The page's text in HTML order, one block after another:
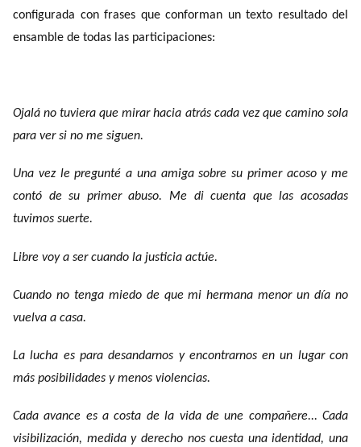
configurada con frases que conforman un texto resultado del
ensamble de todas las participaciones:
Ojalá no tuviera que mirar hacia atrás cada vez que camino sola
para ver si no me siguen.
Una vez le pregunté a una amiga sobre su primer acoso y me
contó de su primer abuso. Me di cuenta que las acosadas
tuvimos suerte.
Libre voy a ser cuando la justicia actúe.
Cuando no tenga miedo de que mi hermana menor un día no
vuelva a casa.
La lucha es para desandarnos y encontrarnos en un lugar con
más posibilidades y menos violencias.
Cada avance es a costa de la vida de une compañere... Cada
visibilización, medida y derecho nos cuesta una identidad, una